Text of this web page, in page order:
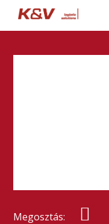
Megosztás: